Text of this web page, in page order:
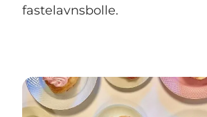
fastelavnsbolle.